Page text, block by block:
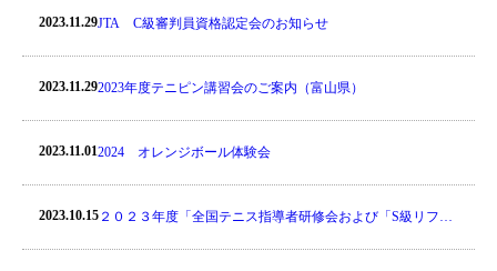
2023.11.29JTA C級審判員資格認定会のお知らせ
2023.11.292023年度テニピン講習会のご案内（富山県）
2023.11.012024 オレンジボール体験会
2023.10.15 ２０２３年度「全国テニス指導者研修会および「S級リフレ